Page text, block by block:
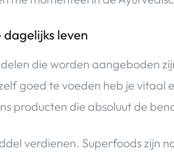
leven
die worden aangeboden
goed te voeden heb je vitaal
producten die absoluut de
verdienen. Superfoods zijn